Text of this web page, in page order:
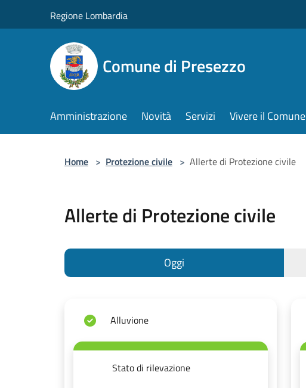
Regione Lombardia
Comune di Presezzo
Amministrazione Novità Servizi Vivere il Comune
Home > Protezione civile > Allerte di Protezione civile
Allerte di Protezione civile
Oggi
Alluvione
Stato di rilevazione